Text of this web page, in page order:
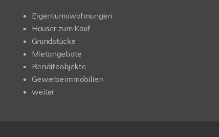
Eigentumswohnungen
Häuser zum Kauf
Grundstücke
Mietangebote
Renditeobjekte
Gewerbeimmobilien
weiter